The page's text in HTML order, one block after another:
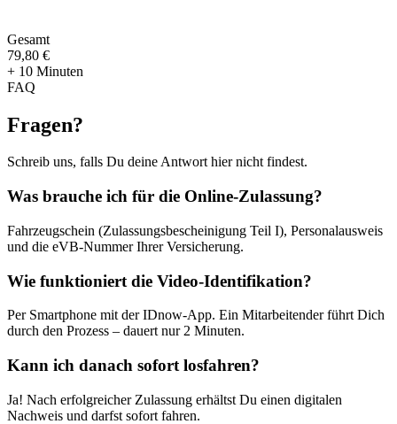
Gesamt
79,80 €
+ 10 Minuten
FAQ
Fragen?
Schreib uns, falls Du deine Antwort hier nicht findest.
Was brauche ich für die Online-Zulassung?
Fahrzeugschein (Zulassungsbescheinigung Teil I), Personalausweis
und die eVB-Nummer Ihrer Versicherung.
Wie funktioniert die Video-Identifikation?
Per Smartphone mit der IDnow-App. Ein Mitarbeitender führt Dich
durch den Prozess – dauert nur 2 Minuten.
Kann ich danach sofort losfahren?
Ja! Nach erfolgreicher Zulassung erhältst Du einen digitalen
Nachweis und darfst sofort fahren.